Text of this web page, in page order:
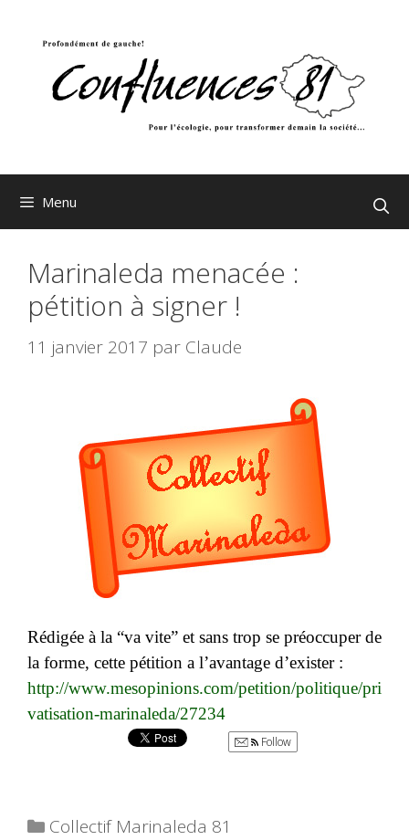
Menu
Marinaleda menacée :
pétition à signer !
11 janvier 2017 par Claude
Rédigée à la “va vite” et sans trop se préoccuper de
la forme, cette pétition a l’avantage d’exister :
http://www.mesopinions.com/petition/politique/pri
vatisation-marinaleda/27234
Follow
Catégories
Collectif Marinaleda 81